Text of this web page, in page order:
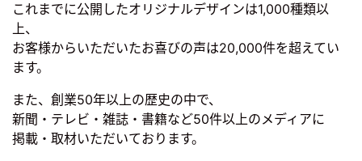
これまでに公開したオリジナルデザインは1,000種類以
上、
お客様からいただいたお喜びの声は20,000件を超えてい
ます。
また、創業50年以上の歴史の中で、
新聞・テレビ・雑誌・書籍など50件以上のメディアに
掲載・取材いただいております。